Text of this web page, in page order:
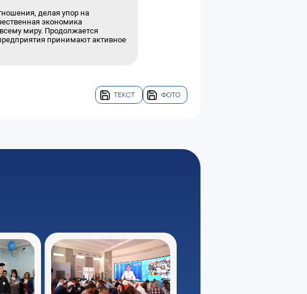
делая упор на
экономика
миру. Продолжается
принимают активное
ТЕКСТ ФОТО